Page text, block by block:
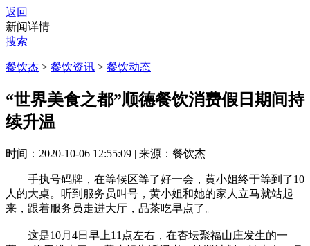
返回
新闻详情
搜索
餐饮杰 > 餐饮资讯 > 餐饮动态
“世界美食之都”顺德餐饮消费假日期间持
续升温
时间：2020-10-06 12:55:09 | 来源：餐饮杰
手执号码牌，在等候区等了好一会，黄小姐终于等到了10
人的大桌。听到服务员叫号，黄小姐和她的家人立马就站起
来，跟着服务员走进大厅，品茶吃早点了。
这是10月4日早上11点左右，在杏坛聚福山庄发生的一